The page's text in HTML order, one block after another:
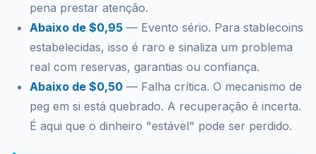
pena prestar atenção.
Abaixo de $0,95— Evento sério. Para stablecoins
estabelecidas, isso é raro e sinaliza um problema
real com reservas, garantias ou confiança.
Abaixo de $0,50— Falha crítica. O mecanismo de
peg em si está quebrado. A recuperação é incerta.
É aqui que o dinheiro "estável" pode ser perdido.